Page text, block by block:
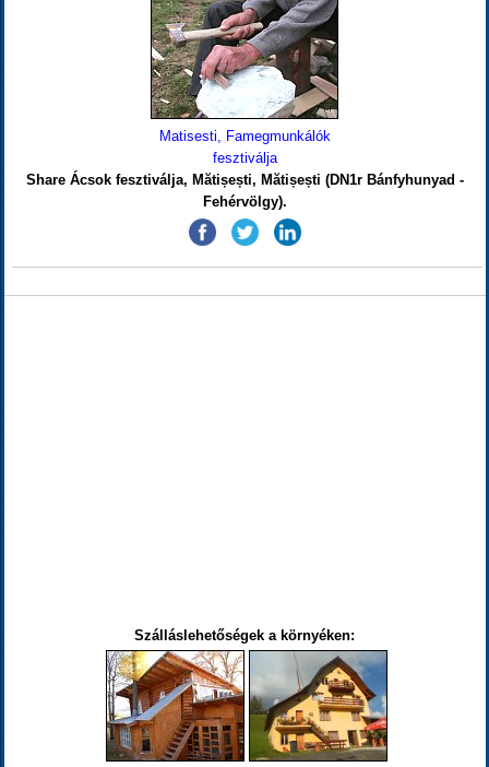
Matisesti, Famegmunkálók
fesztiválja
Share Ácsok fesztiválja, Mătișești, Mătișești (DN1r Bánfyhunyad -
Fehérvölgy).
Szálláslehetőségek a környéken: